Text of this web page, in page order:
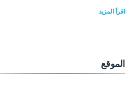
اقرأ المزيد
الموقع